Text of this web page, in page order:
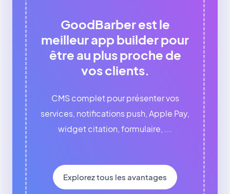
GoodBarber est le
meilleur app builder pour
être au plus proche de
vos clients.
CMS complet pour présenter vos
services, notifications push, Apple Pay,
widget citation, formulaire, ...
Explorez tous les avantages